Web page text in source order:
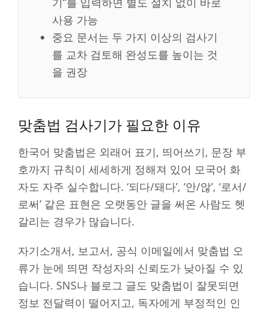
사용 가능
중요 문서는 두 가지 이상의 검사기
를 교차 검토해 완성도를 높이는 것
을 권장
맞춤법 검사기가 필요한 이유
한국어 맞춤법은 외래어 표기, 띄어쓰기, 문장 부
호까지 규칙이 세세하게 정해져 있어 모국어 화
자도 자주 실수합니다. ‘되다/돼다’, ‘안/않’, ‘로서/
로써’ 같은 표현은 오랫동안 글을 써온 사람도 헷
갈리는 경우가 많습니다.
자기소개서, 보고서, 공식 이메일에서 맞춤법 오
류가 눈에 띄면 작성자의 신뢰도가 낮아질 수 있
습니다. SNS나 블로그 글도 맞춤법이 잘못되면
정보 전달력이 떨어지고, 독자에게 부정적인 인